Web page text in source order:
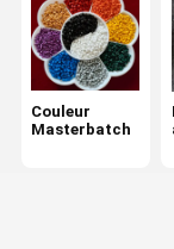
Couleur
Masterbatch